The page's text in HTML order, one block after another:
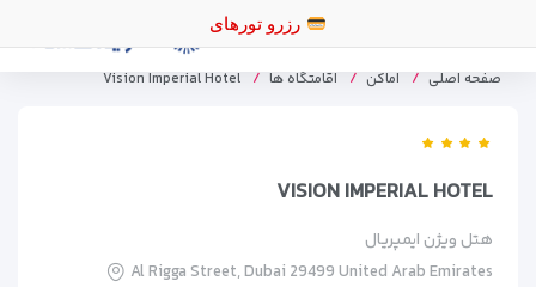
رزرو تورهای
صفحه اصلی اماکن اقامتگاه ها Vision Imperial Hotel
VISION IMPERIAL HOTEL
هتل ویژن ایمپریال
Al Rigga Street, Dubai 29499 United Arab Emirates